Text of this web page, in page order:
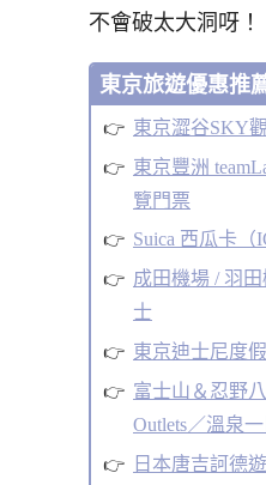
不會破太大洞呀！
東京旅遊優惠推
東京澀谷SKY
東京豐洲
覽門票
Suica 西瓜卡（
成田機場 / 羽
士
東京迪士尼度
富士山＆忍野
Outlets／溫泉
日本唐吉訶德